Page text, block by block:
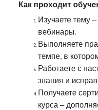
Как проходит
Изучаете тему
вебинары.
Выполняете
темпе, в
Работаете с
знания и
Получаете
курса –